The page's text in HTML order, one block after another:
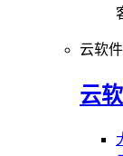
云软
云